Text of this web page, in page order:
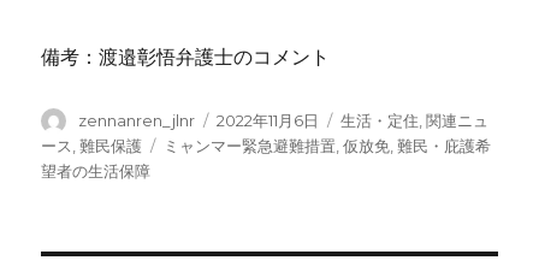
備考：渡邉彰悟弁護士のコメント
投
稿
者
zennanren_jlnr
投
稿
2022年11月6日
カ
テ
生活・定住 ,関連ニュ
ース ,難民保護
タ
ミャンマー緊急避難措置 ,仮放免 ,難民・庇護希
望者の生活保障